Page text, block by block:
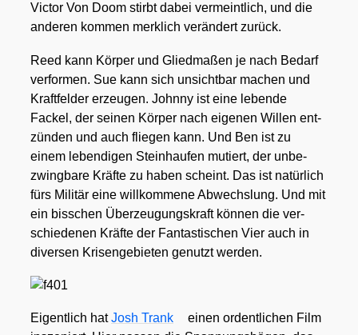
Vic­tor Von Doom stirbt dabei ver­meint­lich, und die
ande­ren kom­men merk­lich ver­än­dert zurück.
Reed kann Kör­per und Glied­ma­ßen je nach Bedarf
ver­for­men. Sue kann sich unsicht­bar machen und
Kraft­fel­der erzeu­gen. John­ny ist eine leben­de
Fackel, der sei­nen Kör­per nach eige­nen Wil­len ent­
zün­den und auch flie­gen kann. Und Ben ist zu
einem leben­di­gen Stein­hau­fen mutiert, der unbe­
zwing­ba­re Kräf­te zu haben scheint. Das ist natür­lich
fürs Mili­tär eine will­kom­me­ne Abwechs­lung. Und mit
ein biss­chen Über­zeu­gungs­kraft kön­nen die ver­
schie­de­nen Kräf­te der Fan­tas­ti­schen Vier auch in
diver­sen Kri­sen­ge­bie­ten genutzt wer­den.
Eigent­lich hatJosh Trank
einen ordent­li­chen Film